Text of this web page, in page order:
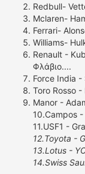
Redbull-
Mclaren-
Ferrari-
Williams-
Renault -
Φλάβιο....
Force India -
Toro Rosso
Manor -
10.Campos
11.USF1 -
12.Toyota -
13.Lotus -
14.Swiss